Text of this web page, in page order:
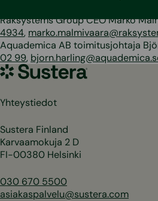
Raksystems Group CEO Marko
4934,
Aquademica AB toimitusjohtaja
02 99,
Sustera
Yhteystiedot
Sustera Finland
Karvaamokuja 2 D
FI-00380 Helsinki
030 670 5500
asiakaspalvelu@sustera.com